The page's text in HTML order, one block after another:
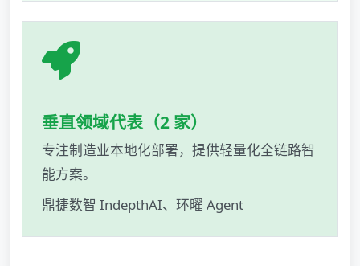
垂直领域代表（2 家）
专注制造业本地化部署，提供轻量化全链路智
能方案。
鼎捷数智 IndepthAI、环曜 Agent